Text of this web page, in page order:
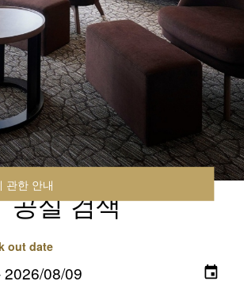
관한 안내
공실 검색
out date